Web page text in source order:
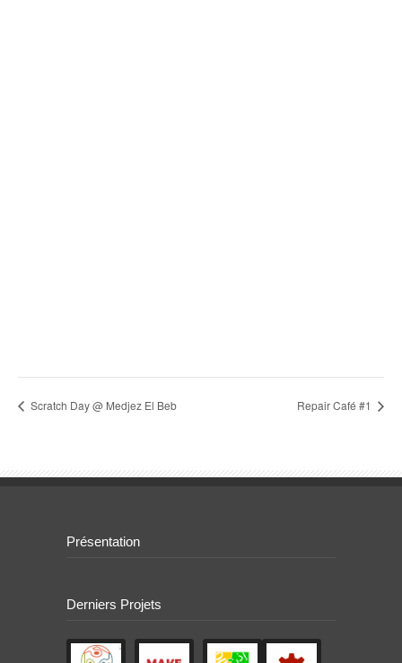
Scratch Day @ Medjez El Beb Repair Café #1
Présentation
Derniers Projets